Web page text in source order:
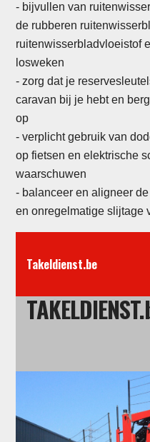
- bijvullen van
de rubberen
ruitenwisserbladvloeistof
losweken
- zorg dat je
caravan bij je hebt en
op
-verplicht gebruik van
op fietsen en elektrische
waarschuwen
- balanceer en aligneer
en onregelmatige slijtage